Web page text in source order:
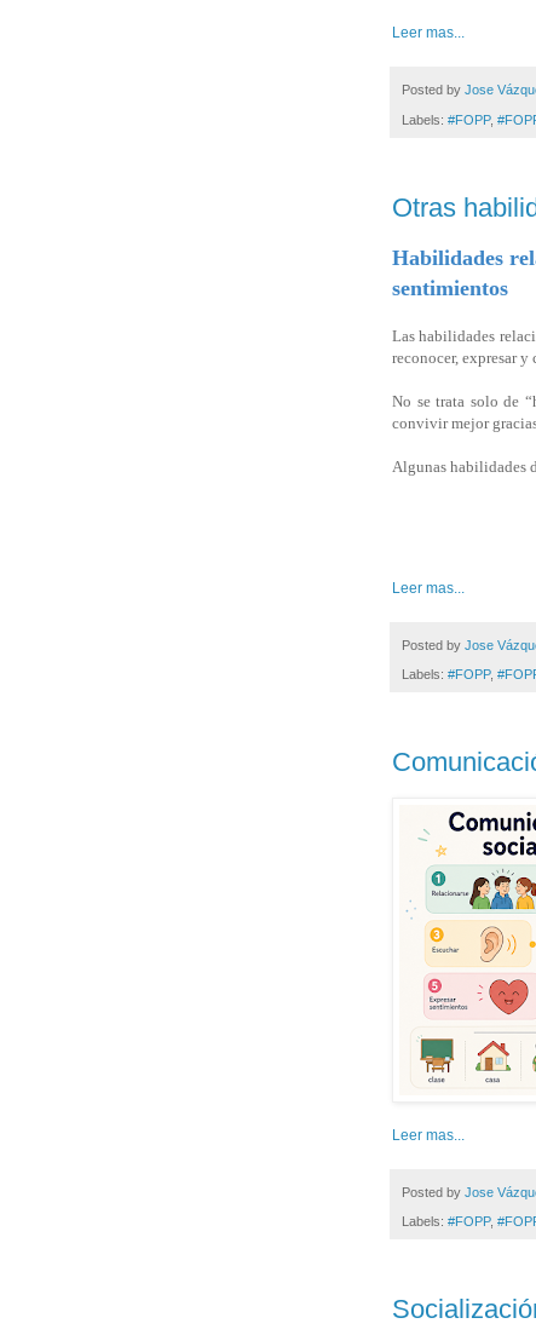
Leer mas...
Posted by Jose
Labels: #FOPP,
Otras
Habilidades
sentimientos
Las habilidades
reconocer, expresar y
No se trata solo de
convivir mejor
Algunas habilidades
Leer mas...
Posted by Jose
Labels: #FOPP,
Leer mas...
Posted by Jose
Labels: #FOPP,